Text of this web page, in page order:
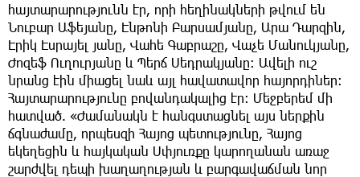
հայտարարությունն էր, որի հեղինակների թվում են
Նուբար Աֆեյանը, Էնթոնի Բարսամյանը, Արա Դարզին,
Էրիկ Էսրայել յանը, Վահե Գաբրաշը, Վաչե Մանուկյանը,
Ժոզեֆ Ուղուրյանը և Պերճ Սեդրակյանը։ Ավելի ուշ
նրանց էին միացել նաև այլ հավատավոր հայորդիներ։
Հայտարարությունը բովանդակալից էր։ Մեջբերեմ մի
հատված. «Ժամանակն է հանգստացնել այս ներքին
ճգնաժամը, որպեսզի Հայոց պետությունը, Հայոց
եկեղեցին և հայկական Սփյուռքը կարողանան առաջ
շարժվել դեպի խաղաղության և բարգավաճման նոր